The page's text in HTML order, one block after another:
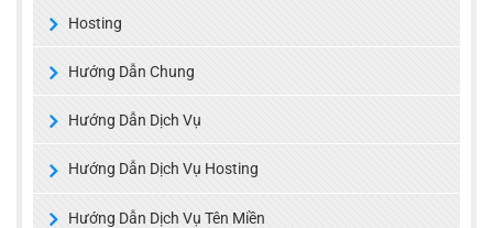
Hosting
Hướng Dẫn Chung
Hướng Dẫn Dịch Vụ
Hướng Dẫn Dịch Vụ Hosting
Hướng Dẫn Dịch Vụ Tên Miền